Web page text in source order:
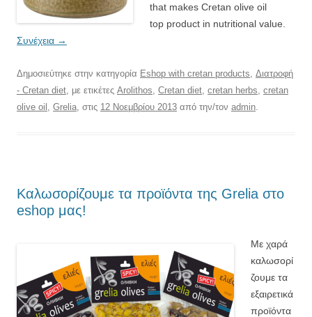
that makes Cretan olive oil
top product in nutritional value.
Συνέχεια →
Δημοσιεύτηκε στην κατηγορία Eshop with cretan products Διατροφή
- Cretan diet , με ετικέτες Arolithos Cretan diet cretan herbs cretan
olive oil
Grelia , στις 12 Νοεμβρίου 2013 από την/τον admin
Καλωσορίζουμε τα προϊόντα της Grelia στο
eshop μας!
Με χαρά
καλωσορί
ζουμε τα
εξαιρετικά
προϊόντα